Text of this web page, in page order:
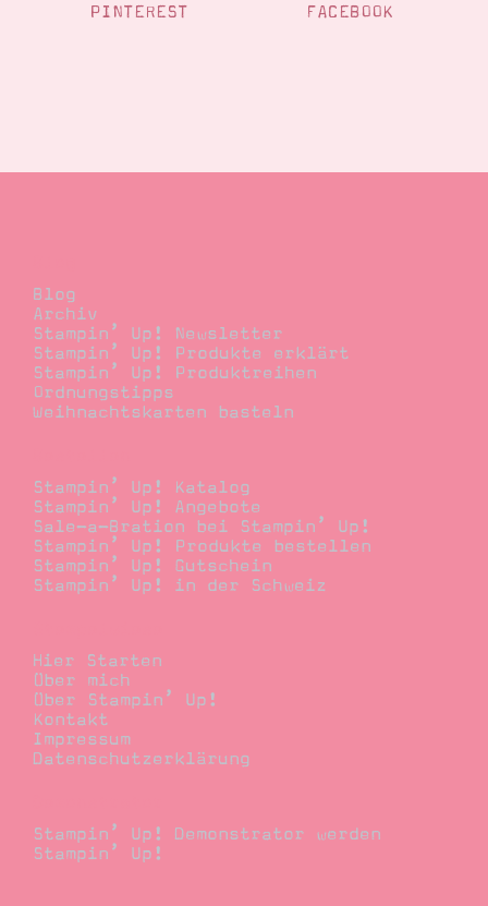
PINTEREST FACEBOOK
Blog
Archiv
Stampin’ Up! Newsletter
Stampin’ Up! Produkte erklärt
Stampin’ Up! Produktreihen
Ordnungstipps
Weihnachtskarten basteln
Stampin’ Up! Katalog
Stampin’ Up! Angebote
Sale-a-Bration bei Stampin’ Up!
Stampin’ Up! Produkte bestellen
Stampin’ Up! Gutschein
Stampin’ Up! in der Schweiz
Hier Starten
Über mich
Über Stampin’ Up!
Kontakt
Impressum
Datenschutzerklärung
Stampin’ Up! Demonstrator werden
Stampin’ Up!